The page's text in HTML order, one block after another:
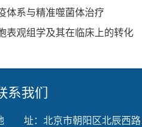
体系与精准噬菌体治疗
表观组学及其在临床上的转化
系我们
址：北京市朝阳区北辰西路